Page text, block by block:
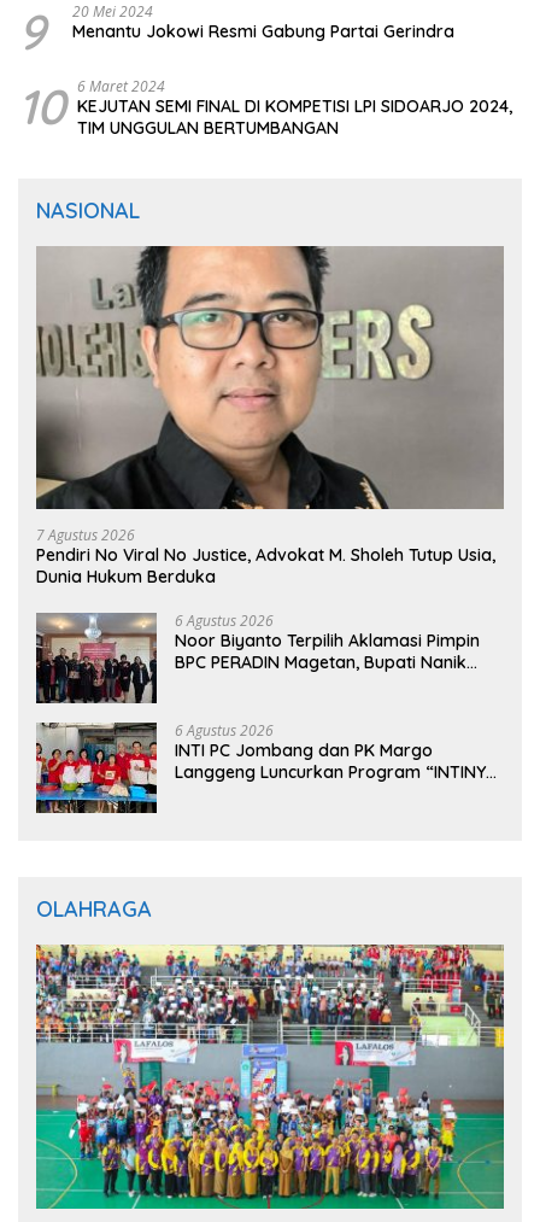
9 20 Mei 2024
Menantu Jokowi Resmi Gabung Partai Gerindra
10 6 Maret 2024
KEJUTAN SEMI FINAL DI KOMPETISI LPI SIDOARJO 2024,
TIM UNGGULAN BERTUMBANGAN
NASIONAL
7 Agustus 2026
Pendiri No Viral No Justice, Advokat M. Sholeh Tutup Usia,
Dunia Hukum Berduka
6 Agustus 2026
Noor Biyanto Terpilih Aklamasi Pimpin
BPC PERADIN Magetan, Bupati Nanik
6 Agustus 2026
INTI PC Jombang dan PK Margo
Langgeng Luncurkan Program “INTINYA
OLAHRAGA